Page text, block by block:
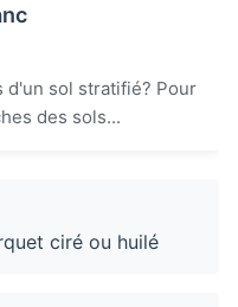
d'un sol stratifié? Pour
des sols...
ciré ou huilé